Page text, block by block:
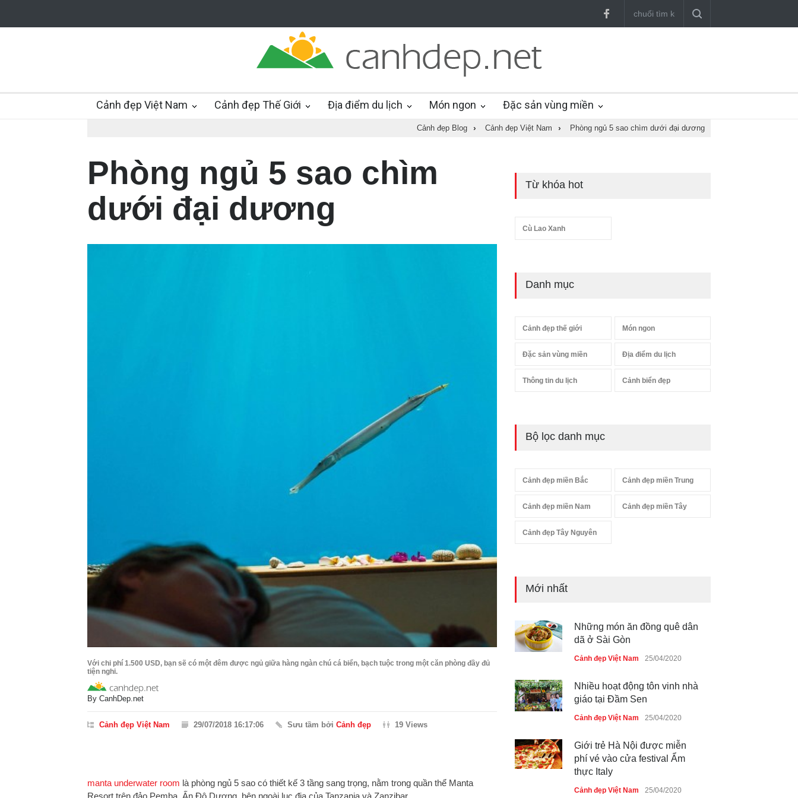
Cảnh đẹp Việt Nam Cảnh đẹp Thế Giới Địa điểm du lịch Món ngon Đặc sản vùng miền
Cảnh đẹp Blog › Cảnh đẹp Việt Nam › Phòng ngủ 5 sao chìm dưới đại dương
Phòng ngủ 5 sao chìm
dưới đại dương
Với chi phí 1.500 USD, bạn sẽ có một đêm được ngủ giữa hàng ngàn chú cá biển, bạch tuộc trong một căn phòng đầy đủ
tiện nghi.
By CanhDep.net
Cảnh đẹp Việt Nam 29/07/2018 16:17:06 Sưu tầm bởi Cảnh đẹp 19 Views
manta underwater room là phòng ngủ 5 sao có thiết kế 3 tầng sang trọng, nằm trong quần thể Manta
Resort trên đảo Pemba, Ấn Độ Dương, bên ngoài lục địa của Tanzania và Zanzibar.
Từ khóa hot
Cù Lao Xanh
Danh mục
Cảnh đẹp thế giới Món ngon
Đặc sản vùng miền Địa điểm du lịch
Thông tin du lịch Cảnh biển đẹp
Bộ lọc danh mục
Cảnh đẹp miền Bắc Cảnh đẹp miền Trung
Cảnh đẹp miền Nam Cảnh đẹp miền Tây
Cảnh đẹp Tây Nguyên
Mới nhất
Những món ăn đồng quê dân
dã ở Sài Gòn
Cảnh đẹp Việt Nam 25/04/2020
Nhiều hoạt động tôn vinh nhà
giáo tại Đầm Sen
Cảnh đẹp Việt Nam 25/04/2020
Giới trẻ Hà Nội được miễn
phí vé vào cửa festival Ẩm
thực Italy
Cảnh đẹp Việt Nam 25/04/2020